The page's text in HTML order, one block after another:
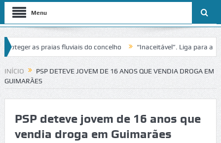
Menu
as praias fluviais do concelho “Inaceitável”. Liga para a
operação de trânsito no IC2 em Alcobaça Igreja do Castelo de
INÍCIO
PSP DETEVE JOVEM DE 16 ANOS QUE VENDIA DROGA EM
GUIMARÃES
PSP deteve jovem de 16 anos que
vendia droga em Guimarães